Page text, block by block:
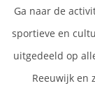
Ga naar de
sportieve en
uitgedeeld op
Reeuwijk en